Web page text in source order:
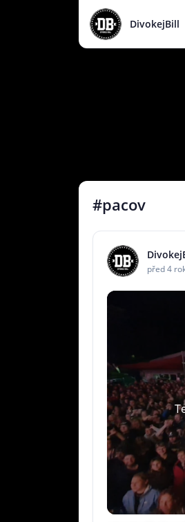
DivokejBill
#pacov
před 4